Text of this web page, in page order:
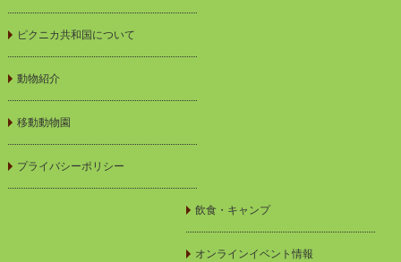
ピクニカ共和国について
動物紹介
移動動物園
プライバシーポリシー
飲食・キャンプ
オンラインイベント情報